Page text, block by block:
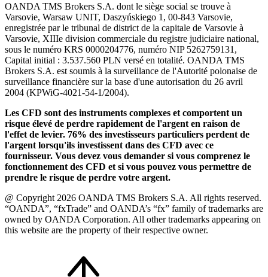
OANDA TMS Brokers S.A. dont le siège social se trouve à
Varsovie, Warsaw UNIT, Daszyńskiego 1, 00-843 Varsovie,
enregistrée par le tribunal de district de la capitale de Varsovie à
Varsovie, XIIIe division commerciale du registre judiciaire national,
sous le numéro KRS 0000204776, numéro NIP 5262759131,
Capital initial : 3.537.560 PLN versé en totalité. OANDA TMS
Brokers S.A. est soumis à la surveillance de l'Autorité polonaise de
surveillance financière sur la base d'une autorisation du 26 avril
2004 (KPWiG-4021-54-1/2004).
Les CFD sont des instruments complexes et comportent un
risque élevé de perdre rapidement de l'argent en raison de
l'effet de levier. 76% des investisseurs particuliers perdent de
l'argent lorsqu'ils investissent dans des CFD avec ce
fournisseur. Vous devez vous demander si vous comprenez le
fonctionnement des CFD et si vous pouvez vous permettre de
prendre le risque de perdre votre argent.
@ Copyright 2026 OANDA TMS Brokers S.A. All rights reserved.
“OANDA”, “fxTrade” and OANDA’s “fx” family of trademarks are
owned by OANDA Corporation. All other trademarks appearing on
this website are the property of their respective owner.